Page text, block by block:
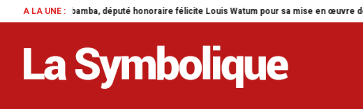
A LA UNE :
honoraire félicite Louis Watum pour sa mise en œuvre de son initiative legislative.